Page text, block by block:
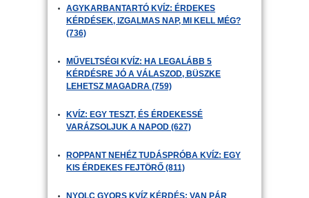
AGYKARBANTARTÓ KVÍZ: ÉRDEKES
KÉRDÉSEK, IZGALMAS NAP, MI KELL MÉG?
(736)
MŰVELTSÉGI KVÍZ: HA LEGALÁBB 5
KÉRDÉSRE JÓ A VÁLASZOD, BÜSZKE
LEHETSZ MAGADRA (759)
KVÍZ: EGY TESZT, ÉS ÉRDEKESSÉ
VARÁZSOLJUK A NAPOD (627)
ROPPANT NEHÉZ TUDÁSPRÓBA KVÍZ: EGY
KIS ÉRDEKES FEJTÖRŐ (811)
NYOLC GYORS KVÍZ KÉRDÉS: VAN PÁR